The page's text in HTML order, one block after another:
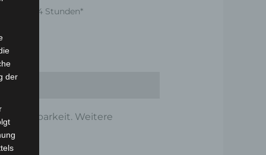
24 Stunden*
Haltbarkeit. Weitere
der